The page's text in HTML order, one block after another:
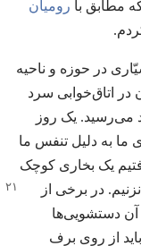
مطابق با رومیان
۱۹۷۶ به خدمت سیّاری در حوزه و ناحیه
اتاق‌خوابی سرد
می‌رسید.‏ یک روز
ما به دلیل تنفس ما
یک بخاری کوچک
نزنیم.‏ در برخی از
آن دستشویی‌ها
از روی برف